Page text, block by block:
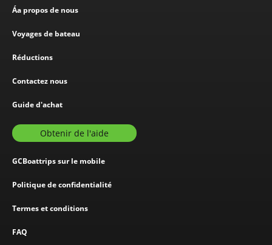
Áa propos de nous
Voyages de bateau
Réductions
Contactez nous
Guide d'achat
Obtenir de l'aide
GCBoattrips sur le mobile
Politique de confidentialité
Termes et conditions
FAQ